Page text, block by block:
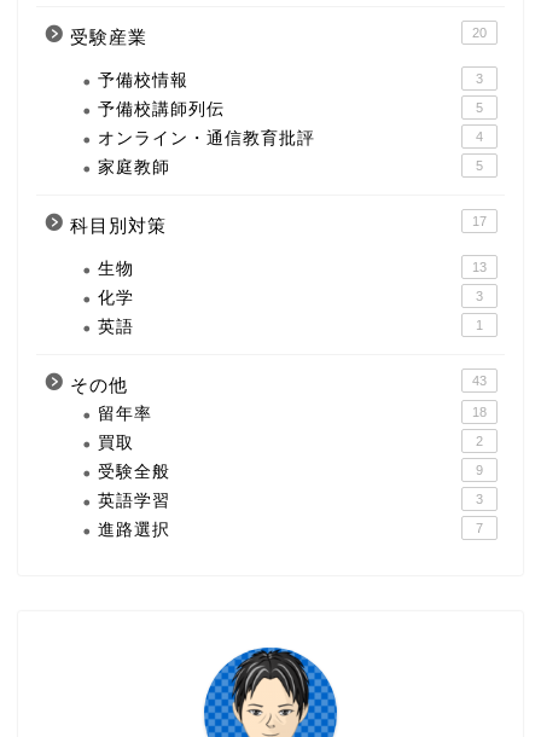
受験産業 20
予備校情報 3
予備校講師列伝 5
オンライン・通信教育批評 4
家庭教師 5
科目別対策 17
生物 13
化学 3
英語 1
その他 43
留年率 18
買取 2
受験全般 9
英語学習 3
進路選択 7